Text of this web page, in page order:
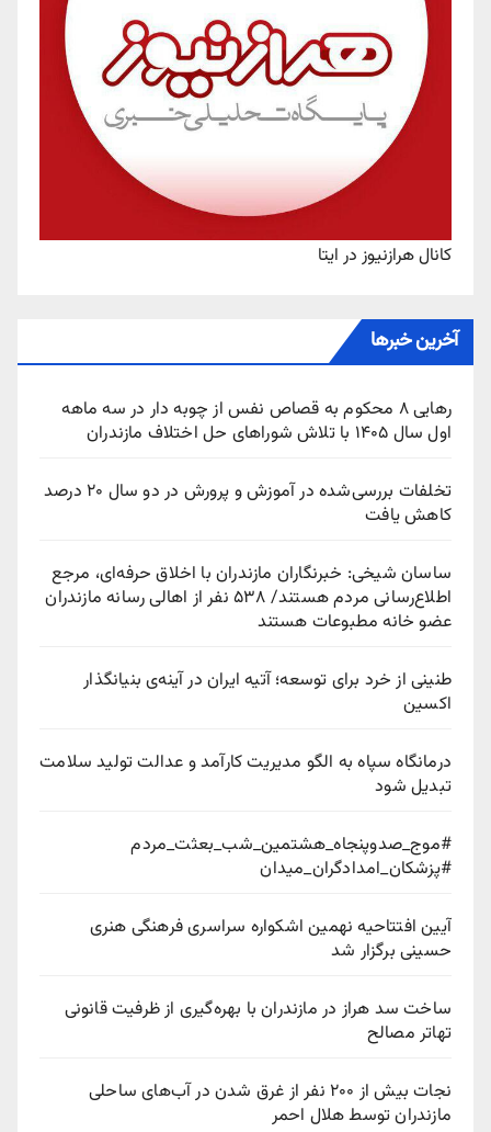
کانال هرازنیوز در ایتا
آخرین خبرها
رهایی ۸ محکوم به قصاص نفس از چوبه‌ دار در سه ماهه
اول سال ۱۴۰۵ با تلاش شوراهای حل اختلاف مازندران
تخلفات بررسی‌شده در آموزش و پرورش در دو سال ۲۰ درصد
کاهش یافت
ساسان شیخی: خبرنگاران مازندران با اخلاق حرفه‌ای، مرجع
اطلاع‌رسانی مردم هستند/ ۵۳۸ نفر از اهالی رسانه مازندران
عضو خانه مطبوعات هستند
طنینی از خرد برای توسعه؛ آتیه ایران در آینه‌ی بنیانگذار
اکسین
درمانگاه سپاه به الگو مدیریت کارآمد و عدالت تولید سلامت
تبدیل شود
#موج_صدوپنجاه_هشتمین_شب_بعثت_مردم
#پزشکان_امدادگران_میدان
آیین افتتاحیه نهمین اشکواره سراسری فرهنگی هنری
حسینی برگزار شد
ساخت سد هراز در مازندران با بهره‌گیری از ظرفیت قانونی
تهاتر مصالح
نجات بیش از ۲۰۰ نفر از غرق شدن در آب‌های ساحلی
مازندران توسط هلال احمر